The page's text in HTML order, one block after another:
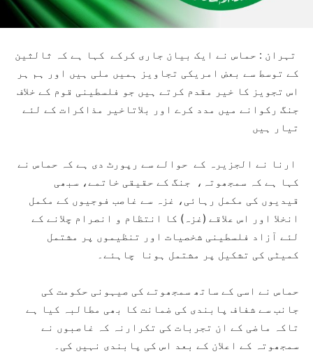
تہران : حماس نے ایک بیان جاری کرکے کہا ہے کہ ثالثین
کے توسط سے بعض امریکی تجاویز ہمیں ملی ہیں اور ہم ہر
اس تجویز کا خیر مقدم کرتے ہیں جو فلسطینی قوم کے خلاف
جنگ رکوانے میں مدد کرے اور بلاتاخیر مذاکرات کے لئے
تیار ہیں
ارنا نے الجزیرہ کے حوالے سے رپورٹ دی ہے کہ حماس نے
کہا ہے کہ سمجھوتہ، جنگ کے حقیقی خاتمے، سبھی
قیدیوں کی مکمل رہائی، غزہ سے غاصب فوجیوں کے مکمل
انخلا اور اس علاقے (غزہ) کا انتظام و انصرام چلانے کے
لئے آزاد فلسطینی شخصیات اور تنظیموں پر مشتمل
کمیٹی کی تشکیل پر مشتمل ہونا چاہئے۔
حماس نے اسی کے ساتھ سمجھوتے کی صیہونی حکومت کی
جانب سے شفاف پابندی کی ضمانت کا بھی مطالبہ کیا ہے
تاکہ ماضی کے ان تجربات کی تکرارنہ کہ غاصبوں نے
سمجھوتہ کے اعلان کے بعد اس کی پابندی نہیں کی۔